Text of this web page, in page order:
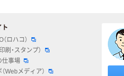
ト
ロハコ）
刷・スタンプ）
仕事場
Webメディア）